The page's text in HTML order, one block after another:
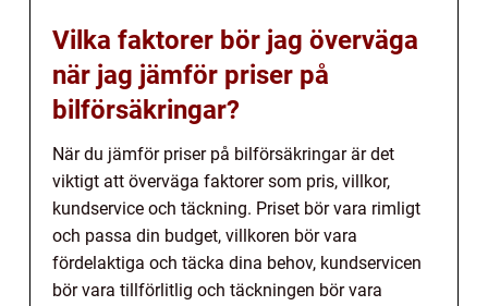
Vilka faktorer bör jag överväga
när jag jämför priser på
bilförsäkringar?
När du jämför priser på bilförsäkringar är det
viktigt att överväga faktorer som pris, villkor,
kundservice och täckning. Priset bör vara rimligt
och passa din budget, villkoren bör vara
fördelaktiga och täcka dina behov, kundservicen
bör vara tillförlitlig och täckningen bör vara